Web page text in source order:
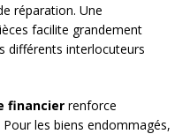
réparation. Une
facilite grandement
différents interlocuteurs
financier renforce
les biens endommagés,